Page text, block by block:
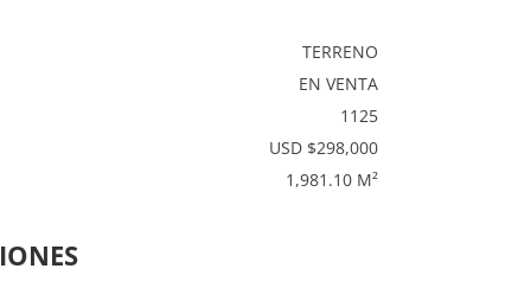
TERRENO
EN VENTA
1125
USD $298,000
1,981.10 M²